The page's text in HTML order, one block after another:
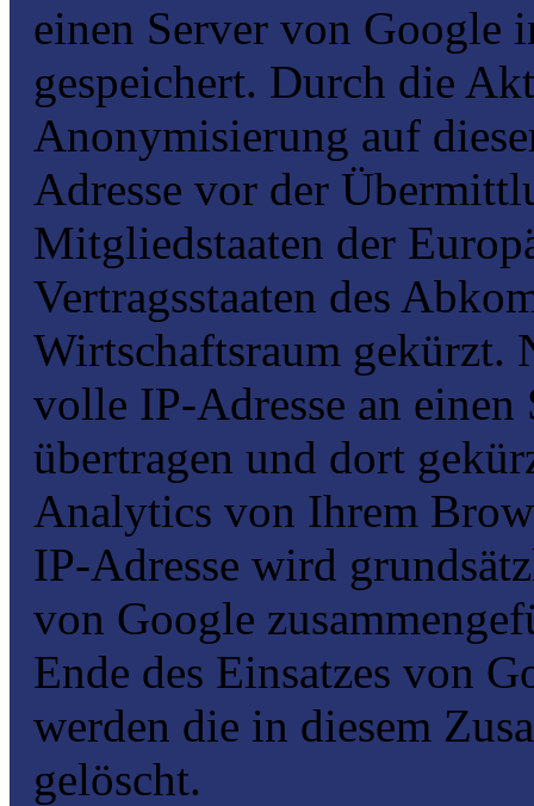
einen Server von Google
gespeichert. Durch die
Anonymisierung auf
Adresse vor der
Mitgliedstaaten der
Vertragsstaaten des
Wirtschaftsraum gekürzt.
volle IP-Adresse an
übertragen und dort
Analytics von Ihrem
IP-Adresse wird
von Google
Ende des Einsatzes von
werden die in diesem
gelöscht.